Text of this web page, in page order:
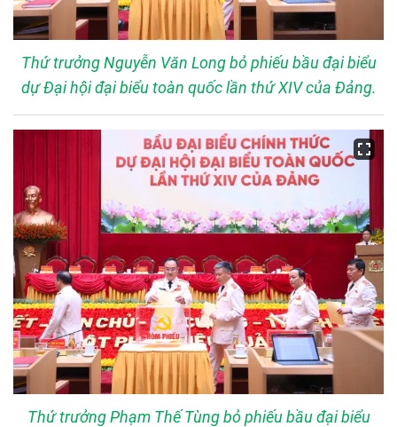
Thứ trưởng Nguyễn Văn Long bỏ phiếu bầu đại biểu
dự Đại hội đại biểu toàn quốc lần thứ XIV của Đảng.
Thứ trưởng Phạm Thế Tùng bỏ phiếu bầu đại biểu